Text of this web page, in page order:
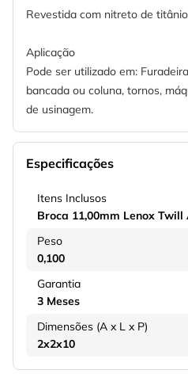
Revestida com nitreto de titânio
Aplicação
Pode ser utilizado em:
bancada ou coluna, tornos,
de usinagem.
Especificações
Itens Inclusos
Broca 11,00mm Lenox
Peso
0,100
Garantia
3 Meses
Dimensões (A x L x P)
2x2x10